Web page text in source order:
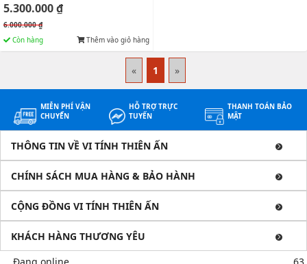
5.300.000 ₫
6.000.000 ₫
Còn hàng
Thêm vào giỏ hàng
« 1 »
MIỄN PHÍ VẬN
CHUYỂN
HỖ TRỢ TRỰC
TUYẾN
THANH TOÁN BẢO
MẬT
THÔNG TIN VỀ VI TÍNH THIÊN ẤN
CHÍNH SÁCH MUA HÀNG & BẢO HÀNH
CỘNG ĐỒNG VI TÍNH THIÊN ẤN
KHÁCH HÀNG THƯƠNG YÊU